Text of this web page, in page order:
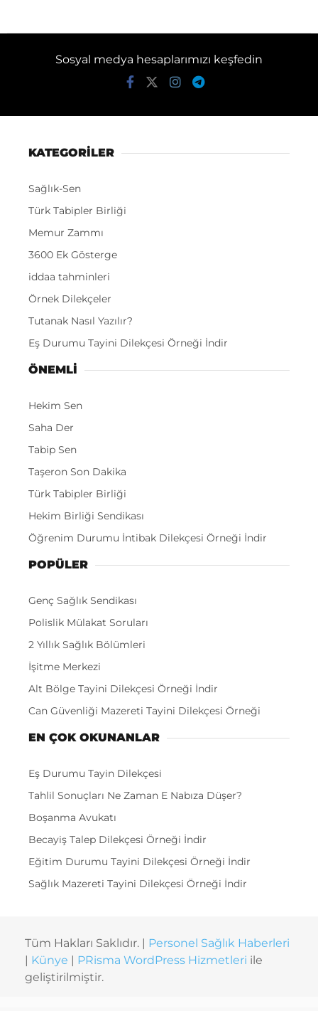
Sosyal medya hesaplarımızı keşfedin
KATEGORİLER
Sağlık-Sen
Türk Tabipler Birliği
Memur Zammı
3600 Ek Gösterge
iddaa tahminleri
Örnek Dilekçeler
Tutanak Nasıl Yazılır?
Eş Durumu Tayini Dilekçesi Örneği İndir
ÖNEMLI
Hekim Sen
Saha Der
Tabip Sen
Taşeron Son Dakika
Türk Tabipler Birliği
Hekim Birliği Sendikası
Öğrenim Durumu İntibak Dilekçesi Örneği İndir
POPÜLER
Genç Sağlık Sendikası
Polislik Mülakat Soruları
2 Yıllık Sağlık Bölümleri
İşitme Merkezi
Alt Bölge Tayini Dilekçesi Örneği İndir
Can Güvenliği Mazereti Tayini Dilekçesi Örneği
EN ÇOK OKUNANLAR
Eş Durumu Tayin Dilekçesi
Tahlil Sonuçları Ne Zaman E Nabıza Düşer?
Boşanma Avukatı
Becayiş Talep Dilekçesi Örneği İndir
Eğitim Durumu Tayini Dilekçesi Örneği İndir
Sağlık Mazereti Tayini Dilekçesi Örneği İndir
Tüm Hakları Saklıdır. | Personel Sağlık Haberleri
Künye PRisma WordPress Hizmetleri ile
geliştirilmiştir.